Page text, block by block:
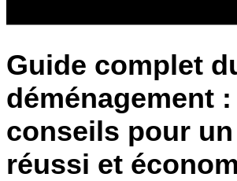
Guide complet
déménagement :
conseils pour
réussi et